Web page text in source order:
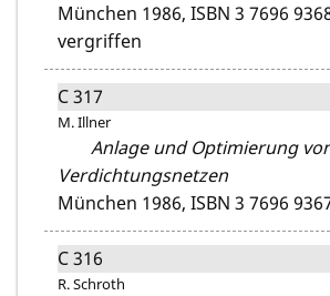
München 1986, ISBN 3 7696
vergriffen
C 317
M. Illner
Anlage und Optimierung
Verdichtungsnetzen
München 1986, ISBN 3 7696
C 316
R. Schroth